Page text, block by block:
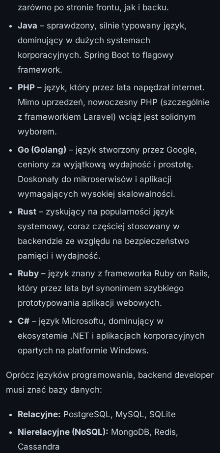
zarówno po stronie frontu, jak i backu.
Java – sprawdzony, silnie typowany język,
dominujący w dużych systemach
korporacyjnych. Spring Boot to flagowy
framework.
PHP – język, który przez lata napędzał internet.
Mimo uprzedzeń, nowoczesny PHP (szczególnie
z frameworkiem Laravel) wciąż jest solidnym
wyborem.
Go (Golang) – język stworzony przez Google,
ceniony za wyjątkową wydajność i prostotę.
Doskonały do mikroserwisów i aplikacji
wymagających wysokiej skalowalności.
Rust – zyskujący na popularności język
systemowy, coraz częściej stosowany w
backendzie ze względu na bezpieczeństwo
pamięci i wydajność.
Ruby – język znany z frameworka Ruby on Rails,
który przez lata był synonimem szybkiego
prototypowania aplikacji webowych.
C# – język Microsoftu, dominujący w
ekosystemie .NET i aplikacjach korporacyjnych
opartych na platformie Windows.
Oprócz języków programowania, backend developer
musi znać bazy danych:
Relacyjne: PostgreSQL, MySQL, SQLite
Nierelacyjne (NoSQL): MongoDB, Redis,
Cassandra